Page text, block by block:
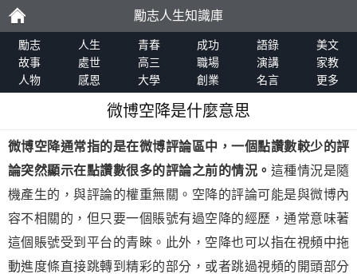
勵
志
勵志人生知識庫
勵志 人生 青春 成功 語錄
美文
故事
處世 高三 職場 演講
家教
人物
感恩 大學 創業 名言 更多
微博空降是什麼意思
微博空降通常指的是在微博評論區中，一個點讚數較少的評
論突然顯示在點讚數很多的評論之前的情況。 這種情況是隨
機產生的，與評論的權重無關。空降的評論可能是與微博內
容不相關的，但只要一個賬號有過空降的經歷，通常意味著
這個賬號受到平台的青睞。此外，空降也可以指在視頻中拖
動進度條直接跳轉到精彩的部分，或者跳過視頻的開頭部分